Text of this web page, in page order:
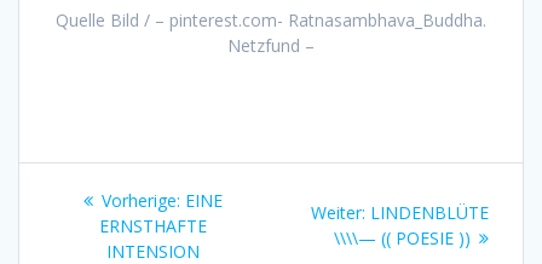
Quelle Bild / – pinterest.com- Ratnasambhava_Buddha.
Netzfund –
Beitragsnavigation
Vorherige: Vorheriger
Beitrag:
EINE
ERNSTHAFTE
INTENSION
Weiter: Nächster
Beitrag:
LINDENBLÜTE
\\\\— (( POESIE ))